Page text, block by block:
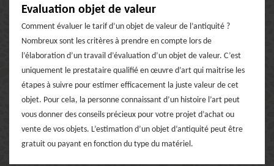
Evaluation objet de valeur
Comment évaluer le tarif d’un objet de valeur de l’antiquité ?
Nombreux sont les critères à prendre en compte lors de
l’élaboration d’un travail d’évaluation d’un objet de valeur. C’est
uniquement le prestataire qualifié en œuvre d’art qui maitrise les
étapes à suivre pour estimer efficacement la juste valeur de cet
objet. Pour cela, la personne connaissant d’un histoire l’art peut
vous donner des conseils précieux pour votre projet d’achat ou
vente de vos objets. L’estimation d’un objet d’antiquité peut être
gratuit ou payant en fonction du type du matériel.